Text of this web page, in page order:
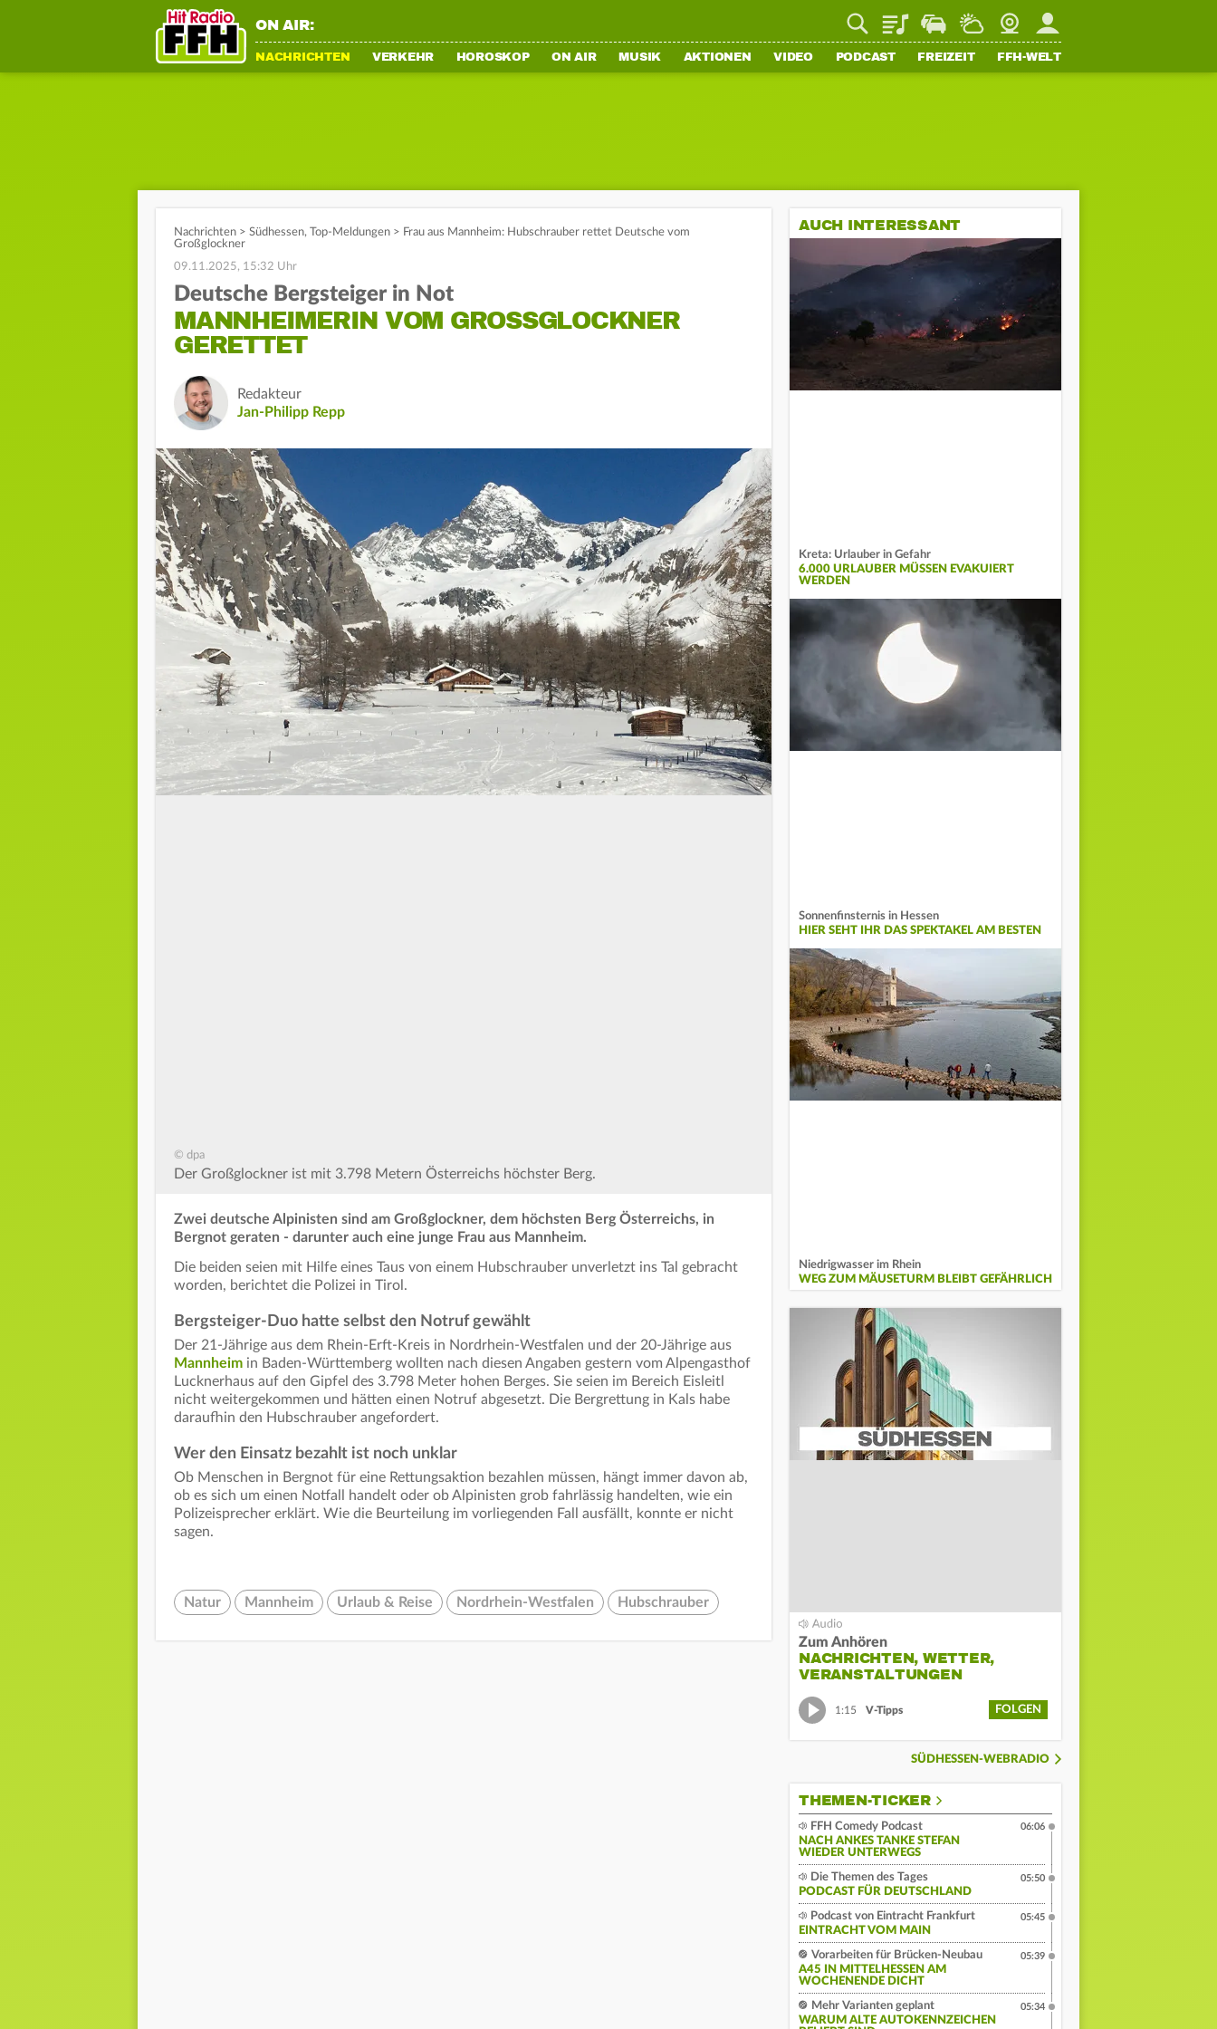
ON AIR: PlaylistStaupilotWetterWebcamMein FFH
NACHRICHTEN VERKEHR HOROSKOP ON AIR MUSIK AKTIONEN VIDEO PODCAST FREIZEIT FFH-WELT
Nachrichten > Südhessen, Top-Meldungen > Frau aus Mannheim: Hubschrauber rettet Deutsche vom
Großglockner
09.11.2025, 15:32 Uhr
Deutsche Bergsteiger in Not
MANNHEIMERIN VOM GROSSGLOCKNER G
ERETTET
Redakteur
Jan-Philipp Repp
© dpa
Der Großglockner ist mit 3.798 Metern Österreichs höchster Berg.
Zwei deutsche Alpinisten sind am Großglockner, dem höchsten Berg Österreichs, in
Bergnot geraten - darunter auch eine junge Frau aus Mannheim.
Die beiden seien mit Hilfe eines Taus von einem Hubschrauber unverletzt ins Tal gebracht
worden, berichtet die Polizei in Tirol.
Bergsteiger-Duo hatte selbst den Notruf gewählt
Der 21-Jährige aus dem Rhein-Erft-Kreis in Nordrhein-Westfalen und der 20-Jährige aus
Mannheim in Baden-Württemberg wollten nach diesen Angaben gestern vom Alpengasthof
Lucknerhaus auf den Gipfel des 3.798 Meter hohen Berges. Sie seien im Bereich Eisleitl
nicht weitergekommen und hätten einen Notruf abgesetzt. Die Bergrettung in Kals habe
daraufhin den Hubschrauber angefordert.
Wer den Einsatz bezahlt ist noch unklar
Ob Menschen in Bergnot für eine Rettungsaktion bezahlen müssen, hängt immer davon ab,
ob es sich um einen Notfall handelt oder ob Alpinisten grob fahrlässig handelten, wie ein
Polizeisprecher erklärt. Wie die Beurteilung im vorliegenden Fall ausfällt, konnte er nicht
sagen.
Natur Mannheim Urlaub & Reise Nordrhein-Westfalen Hubschrauber
AUCH INTERESSANT
Kreta: Urlauber in Gefahr
6.000 URLAUBER MÜSSEN EVAKUIERT
WERDEN
Sonnenfinsternis in Hessen
HIER SEHT IHR DAS SPEKTAKEL AM BESTEN
Niedrigwasser im Rhein
WEG ZUM MÄUSETURM BLEIBT GEFÄHRLICH
Zum Anhören
NACHRICHTEN, WETTER,
VERANSTALTUNGEN
1:15 V-Tipps FOLGEN
SÜDHESSEN-WEBRADIO
THEMEN-TICKER
FFH Comedy Podcast
NACH ANKES TANKE STEFAN
WIEDER UNTERWEGS
06:06
Die Themen des Tages
PODCAST FÜR DEUTSCHLAND
05:50
Podcast von Eintracht Frankfurt
EINTRACHT VOM MAIN
05:45
Vorarbeiten für Brücken-Neubau
A45 IN MITTELHESSEN AM
WOCHENENDE DICHT
05:39
Mehr Varianten geplant
WARUM ALTE AUTOKENNZEICHEN
05:34